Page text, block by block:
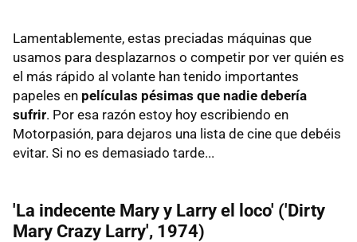
Lamentablemente, estas preciadas máquinas que
usamos para desplazarnos o competir por ver quién es
el más rápido al volante han tenido importantes
papeles en películas pésimas que nadie debería
sufrir. Por esa razón estoy hoy escribiendo en
Motorpasión, para dejaros una lista de cine que debéis
evitar. Si no es demasiado tarde...
'La indecente Mary y Larry el loco' ('Dirty
Mary Crazy Larry', 1974)